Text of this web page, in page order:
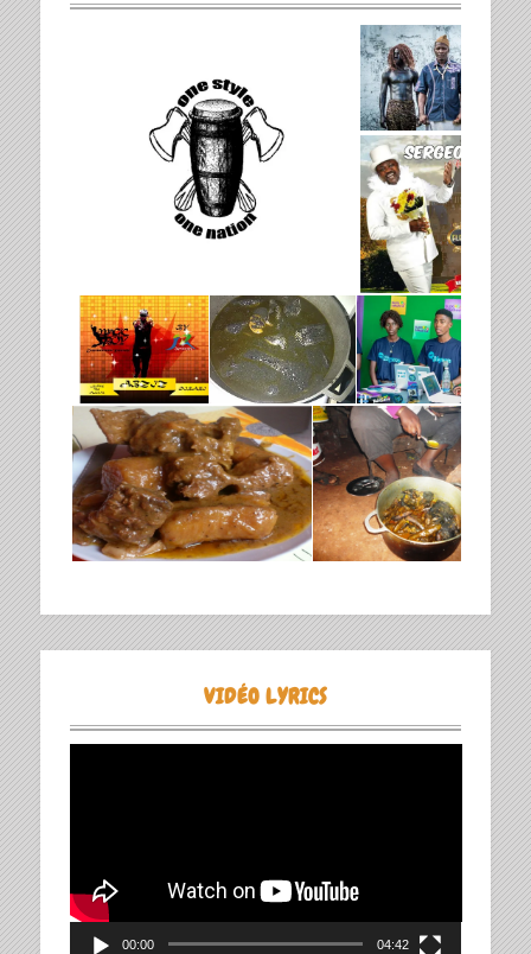
VIDÉO LYRICS
00:00 04:42